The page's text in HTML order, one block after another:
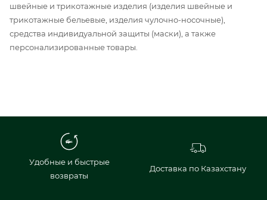
швейные и трикотажные изделия (изделия швейные и
трикотажные бельевые, изделия чулочно-носочные),
средства индивидуальной защиты (маски), а также
персонализированные товары.
Удобные и быстрые
возвраты
Доставка по Казахстану